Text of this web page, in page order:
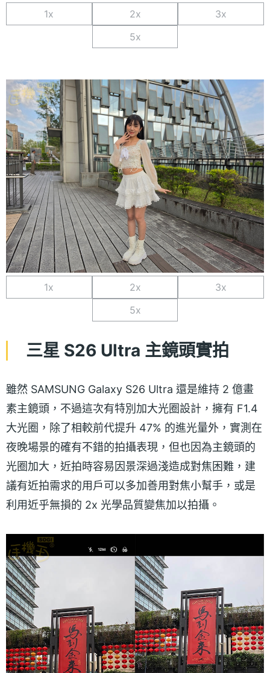
1x 2x
3x
5x
1x 2x
3x
5x
三星 S26 Ultra 主鏡頭實拍
雖然 SAMSUNG Galaxy S26 Ultra 還是維持 2 億畫
素主鏡頭，不過這次有特別加大光圈設計，擁有 F1.4
大光圈，除了相較前代提升 47% 的進光量外，實測在
夜晚場景的確有不錯的拍攝表現，但也因為主鏡頭的
光圈加大，近拍時容易因景深過淺造成對焦困難，建
議有近拍需求的用戶可以多加善用對焦小幫手，或是
利用近乎無損的 2x 光學品質變焦加以拍攝。